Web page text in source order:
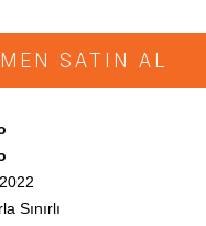
SATIN AL
Sınırlı